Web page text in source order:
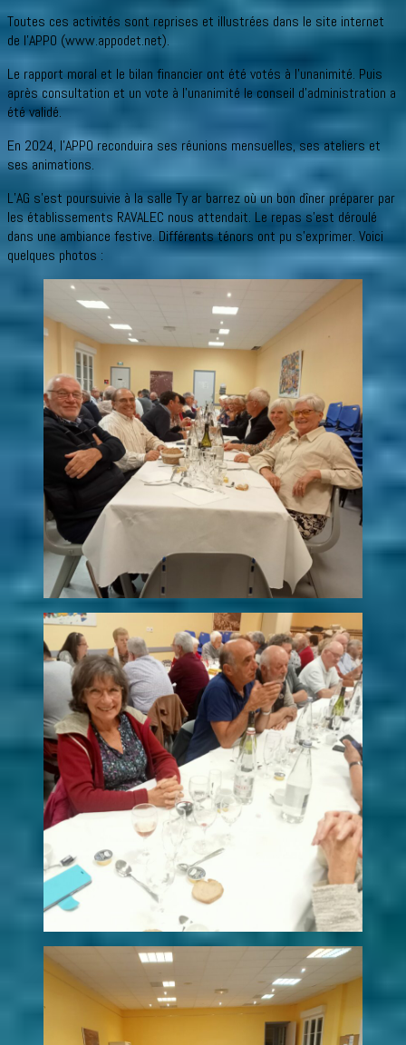
Toutes ces activités sont reprises et illustrées dans le site internet
de l’APPO (www.appodet.net).
Le rapport moral et le bilan financier ont été votés à l’unanimité. Puis
après consultation et un vote à l’unanimité le conseil d’administration a
été validé.
En 2024, l’APPO reconduira ses réunions mensuelles, ses ateliers et
ses animations.
L’AG s’est poursuivie à la salle Ty ar barrez où un bon dîner préparer par
les établissements RAVALEC nous attendait. Le repas s’est déroulé
dans une ambiance festive. Différents ténors ont pu s’exprimer. Voici
quelques photos :